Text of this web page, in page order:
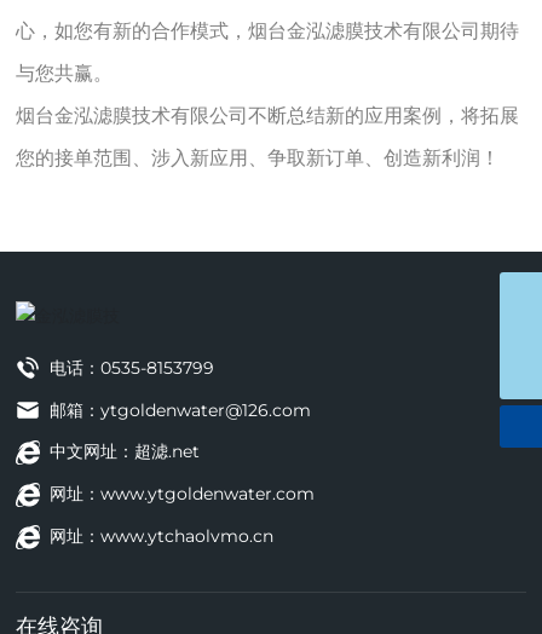
心，如您有新的合作模式，烟台金泓滤膜技术有限公司期待
与您共赢。
烟台金泓滤膜技术有限公司不断总结新的应用案例，将拓展
您的接单范围、涉入新应用、争取新订单、创造新利润！
电话：0535-8153799
邮箱：ytgoldenwater@126.com
中文网址： 超滤.net
网址：www.ytgoldenwater.com
网址：www.ytchaolvmo.cn
在线咨询